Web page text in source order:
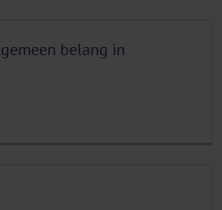
belang in